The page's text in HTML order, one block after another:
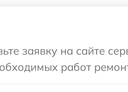
заявку на сайте
работ